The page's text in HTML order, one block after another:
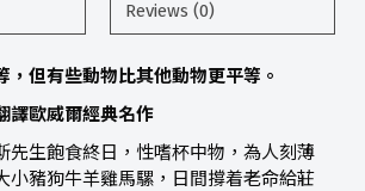
Reviews (0)
，但有些動物比其他動物更平等。
譯歐威爾經典名作
先生飽食終日，性嗜杯中物，為人刻薄
小豬狗牛羊雞馬騾，日間撐着老命給莊